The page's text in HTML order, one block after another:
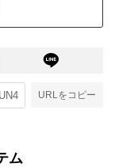
URLをコピー
ム